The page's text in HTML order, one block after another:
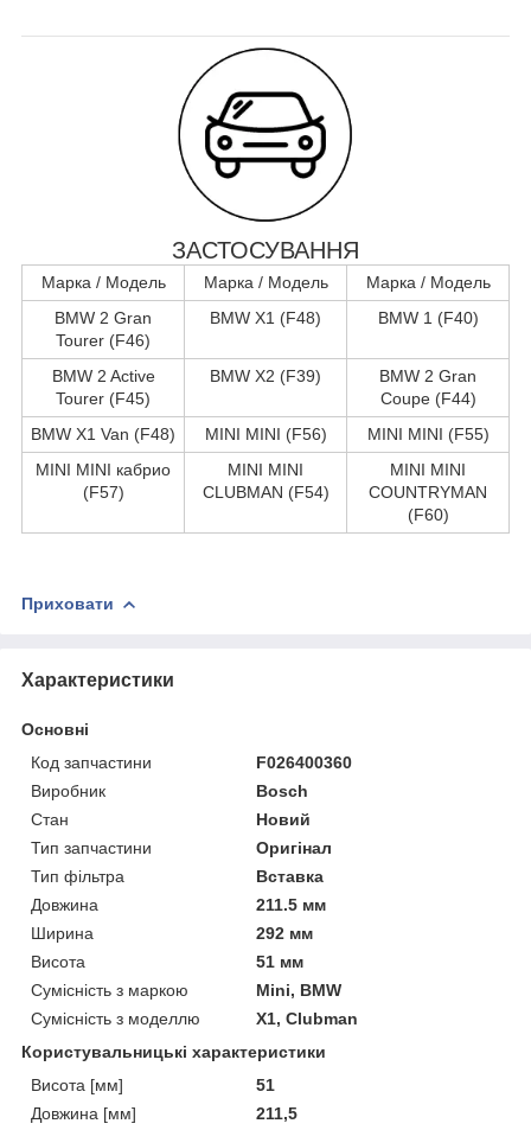
ЗАСТОСУВАННЯ
Марка / Модель Марка / Модель
Марка / Модель
BMW 2 Gran
Tourer (F46)
BMW X1 (F48) BMW 1 (F40)
BMW 2 Active
Tourer (F45)
BMW X2 (F39)
BMW 2 Gran
Coupe (F44)
BMW X1 Van (F48)
MINI MINI (F56)
MINI MINI (F55)
MINI MINI кабрио
(F57)
MINI MINI
CLUBMAN (F54)
MINI MINI
COUNTRYMAN
(F60)
Приховати
Характеристики
Основні
Код запчастини
F026400360
Виробник
Bosch
Стан
Новий
Тип запчастини
Оригінал
Тип фільтра
Вставка
Довжина
211.5 мм
Ширина
292 мм
Висота
51 мм
Сумісність з маркою
Mini, BMW
Сумісність з моделлю
X1, Clubman
Користувальницькі характеристики
Висота [мм]
51
Довжина [мм]
211,5